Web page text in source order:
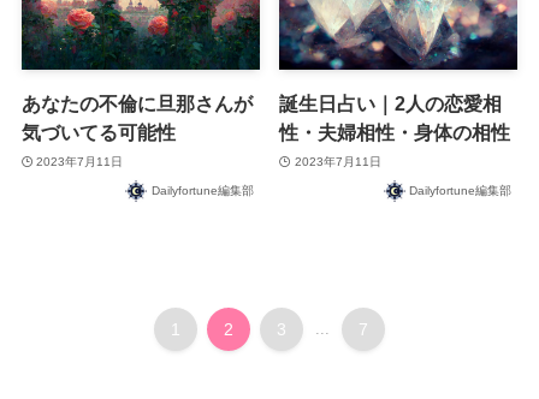
あなたの不倫に旦那さんが
気づいてる可能性
2023年7月11日
Dailyfortune編集部
誕生日占い｜2人の恋愛相
性・夫婦相性・身体の相性
2023年7月11日
Dailyfortune編集部
1 2 3 ... 7